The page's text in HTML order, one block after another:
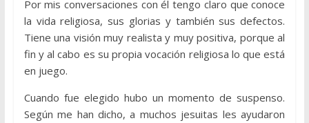
Por mis conversaciones con él tengo claro que conoce
la vida religiosa, sus glorias y también sus defectos.
Tiene una visión muy realista y muy positiva, porque al
fin y al cabo es su propia vocación religiosa lo que está
en juego.
Cuando fue elegido hubo un momento de suspenso.
Según me han dicho, a muchos jesuitas les ayudaron